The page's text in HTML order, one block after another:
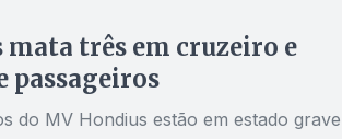
três em cruzeiro e
passageiros
do MV Hondius estão em estado grave